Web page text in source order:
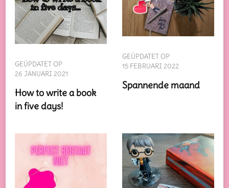
GEÜPDATET OP
26 JANUARI 2021
How to write a book
in five days!
GEÜPDATET OP
15 FEBRUARI 2022
Spannende maand